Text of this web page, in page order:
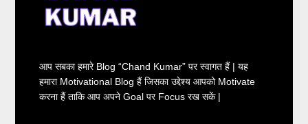
आप सबका हमारे Blog “Chand Kumar” पर स्वागत हैं | यह
हमारा Motivational Blog हैं जिसका उद्देश्य आपको Motivate
करना हैं ताकि आप अपने Goal पर Focus रख सकें |